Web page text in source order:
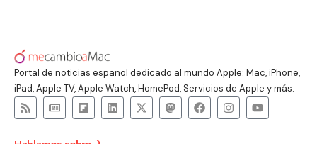
Portal de noticias español dedicado al mundo Apple: Mac, iPhone,
iPad, Apple TV, Apple Watch, HomePod, Servicios de Apple y más.